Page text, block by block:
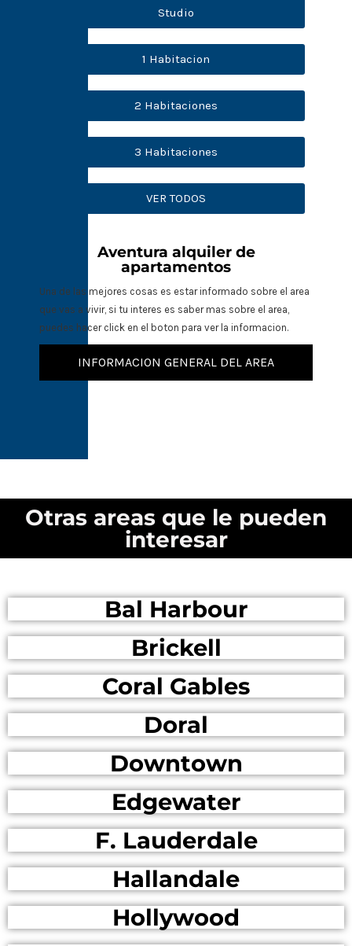
Studio
1 Habitacion
2 Habitaciones
3 Habitaciones
VER TODOS
Aventura alquiler de
apartamentos
Una de las mejores cosas es estar informado sobre el area
que vas a vivir, si tu interes es saber mas sobre el area,
puedes hacer click en el boton para ver la informacion.
INFORMACION GENERAL DEL AREA
Otras areas que le pueden
interesar
Bal Harbour
Brickell
Coral Gables
Doral
Downtown
Edgewater
F. Lauderdale
Hallandale
Hollywood